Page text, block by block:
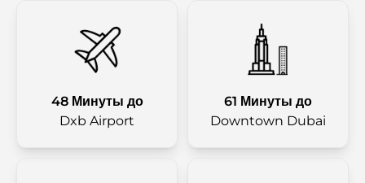
48 Минуты до
Dxb Airport
61 Минуты до
Downtown Dubai